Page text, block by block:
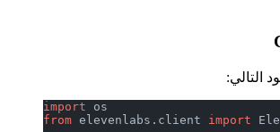
import os
from elevenlabs.client import